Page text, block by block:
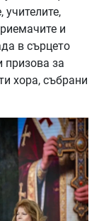
учителите,
и
в сърцето
призова за
хора, събрани